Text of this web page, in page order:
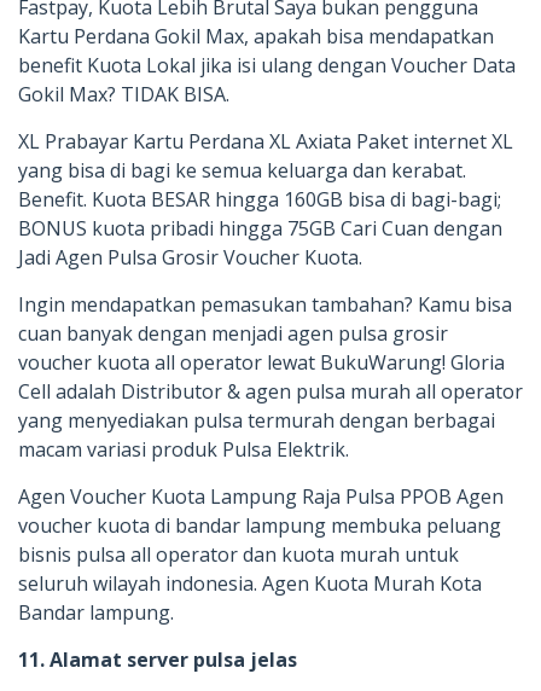
Fastpay, Kuota Lebih Brutal Saya bukan pengguna
Kartu Perdana Gokil Max, apakah bisa mendapatkan
benefit Kuota Lokal jika isi ulang dengan Voucher Data
Gokil Max? TIDAK BISA.
XL Prabayar Kartu Perdana XL Axiata Paket internet XL
yang bisa di bagi ke semua keluarga dan kerabat.
Benefit. Kuota BESAR hingga 160GB bisa di bagi-bagi;
BONUS kuota pribadi hingga 75GB Cari Cuan dengan
Jadi Agen Pulsa Grosir Voucher Kuota.
Ingin mendapatkan pemasukan tambahan? Kamu bisa
cuan banyak dengan menjadi agen pulsa grosir
voucher kuota all operator lewat BukuWarung! Gloria
Cell adalah Distributor & agen pulsa murah all operator
yang menyediakan pulsa termurah dengan berbagai
macam variasi produk Pulsa Elektrik.
Agen Voucher Kuota Lampung Raja Pulsa PPOB Agen
voucher kuota di bandar lampung membuka peluang
bisnis pulsa all operator dan kuota murah untuk
seluruh wilayah indonesia. Agen Kuota Murah Kota
Bandar lampung.
11. Alamat server pulsa jelas